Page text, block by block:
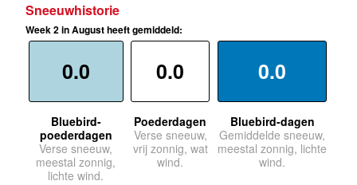
Sneeuwhistorie
Week 2 in August heeft gemiddeld:
0.0
Bluebird-
poederdagen
Verse sneeuw,
meestal zonnig,
lichte wind.
0.0
Poederdagen
Verse sneeuw,
vrij zonnig, wat
wind.
0.0
Bluebird-dagen
Gemiddelde sneeuw,
meestal zonnig, lichte
wind.